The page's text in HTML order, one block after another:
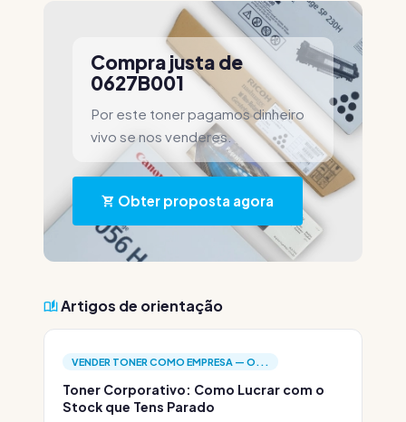
Compra justa de
0627B001
Por este toner pagamos dinheiro
vivo se nos venderes.
Obter proposta agora
Artigos de orientação
VENDER TONER COMO EMPRESA — O...
Toner Corporativo: Como Lucrar com o
Stock que Tens Parado